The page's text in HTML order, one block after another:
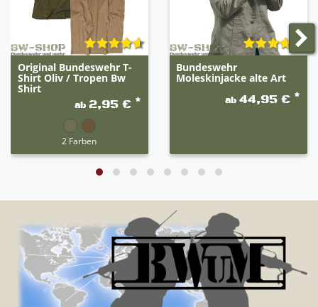
Original Bundeswehr T-
Shirt Oliv / Tropen Bw
Shirt
ab 2,95 € *
2 Farben
Bundeswehr
Moleskinjacke alte Art
ab 44,95 € *